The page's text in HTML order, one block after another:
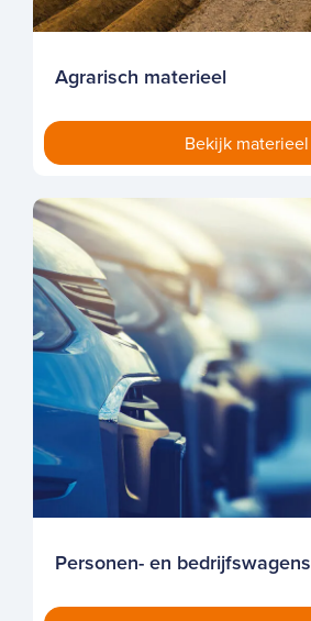
Agrarisch materieel
Personen- en bedrijfswagens